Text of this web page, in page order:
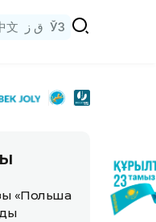
文 ق ز ЎЗ
«Польша